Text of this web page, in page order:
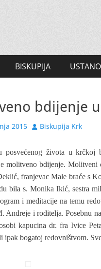
BISKUPIJA
bdijenje
2015 Author
Biskupija Krk
posvećenog života u
molitveno bdijenje. Molitveni
, franjevac Male braće s
bila s. Monika Ikić, sestra
i meditacije na temu
Andreje i roditelja. Posebnu
kapucina dr. fra Ivice
ipak bogatoj redovništvom.